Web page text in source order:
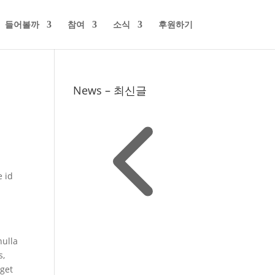
들어볼까 참여 소식 후원하기
id
News – 최신글